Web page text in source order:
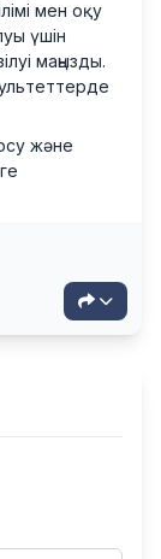
мен оқу
үшін
маңызды.
және